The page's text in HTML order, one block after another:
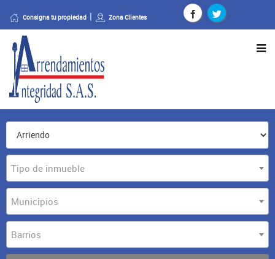
Consigna tu propiedad Zona Clientes
Tipo de inmueble
Municipios
Barrios